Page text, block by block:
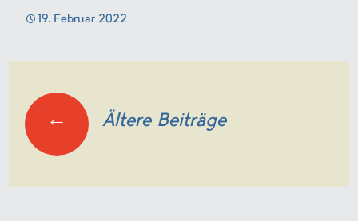
19. Februar 2022
Navigation
← Ältere Beiträge